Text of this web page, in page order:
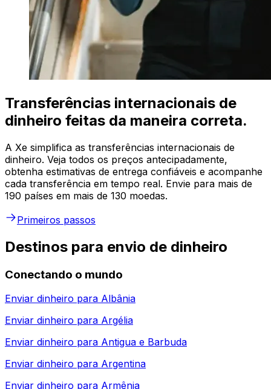
Transferências internacionais de
dinheiro feitas da maneira correta.
A Xe simplifica as transferências internacionais de
dinheiro. Veja todos os preços antecipadamente,
obtenha estimativas de entrega confiáveis e acompanhe
cada transferência em tempo real. Envie para mais de
190 países em mais de 130 moedas.
Primeiros passos
Destinos para envio de dinheiro
Conectando o mundo
Enviar dinheiro para Albânia
Enviar dinheiro para Argélia
Enviar dinheiro para Antigua e Barbuda
Enviar dinheiro para Argentina
Enviar dinheiro para Armênia